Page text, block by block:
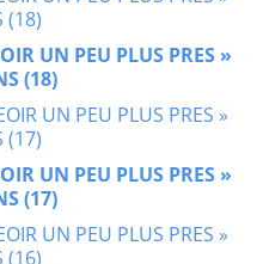
UN PEU PLUS PRES »
(18)
UN PEU PLUS PRES »
(17)